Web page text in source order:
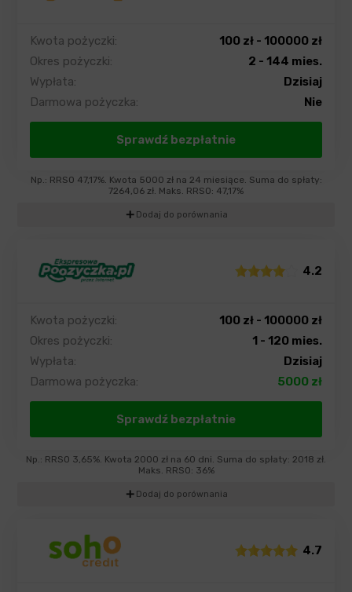
Kwota pożyczki:
100 zł - 100000 zł
Okres pożyczki:
2 - 144 mies.
Wypłata:
Dzisiaj
Darmowa pożyczka:
Nie
Sprawdź bezpłatnie
Np.: RRSO 47,17%. Kwota 5000 zł na 24 miesiące. Suma do spłaty:
7264,06 zł. Maks. RRSO: 47,17%
add Dodaj do porównania
4.2
Kwota pożyczki:
100 zł - 100000 zł
Okres pożyczki:
1 - 120 mies.
Wypłata:
Dzisiaj
Darmowa pożyczka:
5000 zł
Sprawdź bezpłatnie
Np.: RRSO 3,65%. Kwota 2000 zł na 60 dni. Suma do spłaty: 2018 zł.
Maks. RRSO: 36%
add Dodaj do porównania
4.7